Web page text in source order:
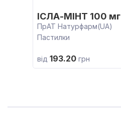
ІСЛА-МІНТ 100 мг
ПрАТ Натурфарм(UA)
Пастилки
від 193.20 грн